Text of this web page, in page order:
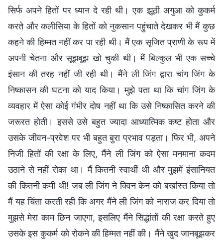
सिर्फ अपने हितों पर ध्यान दे रही थी। एक झूठी अगुआ को कुकर्म
करते और कलीसिया के हितों को नुकसान पहुंचाते देखकर भी मैं कुछ
कहने की हिम्मत नहीं कर पा रही थी। मैं एक सृजित प्राणी के रूप में
अपनी चेतना और सूझबूझ खो चुकी थी। मैं बिल्कुल भी एक सच्चे
इंसान की तरह नहीं जी रही थी। मैंने ली जिंग द्वारा चांग जिंग के
निष्कासन की घटना को याद किया। मुझे पता था कि चांग जिंग के
व्यवहार में ऐसा कोई गंभीर दोष नहीं था कि उसे निष्कासित करने की
जरूरत होती। इससे उसे बहुत ज्यादा आध्यात्मिक कष्ट होता और
उसके जीवन-प्रवेश पर भी बहुत बुरा प्रभाव पड़ता। फिर भी, अपने
निजी हितों की रक्षा के लिए, मैंने ली जिंग को ऐसा मनमाना कदम
उठाने से नहीं रोका था। मैं कितनी स्वार्थी थी और मुझमें इंसानियत
की कितनी कमी थी! जब ली जिंग ने क्विन केन को बर्खास्त किया तो
मैं यह चिंता करती रही कि अगर मैंने ली जिंग को नाराज कर दिया तो
मुझसे मेरा काम छिन जाएगा, इसलिए मैंने सिद्धांतों की रक्षा करते हुए
उसके इस कुकर्म को रोकने की हिम्मत नहीं की। मैंने खुद जानबूझकर